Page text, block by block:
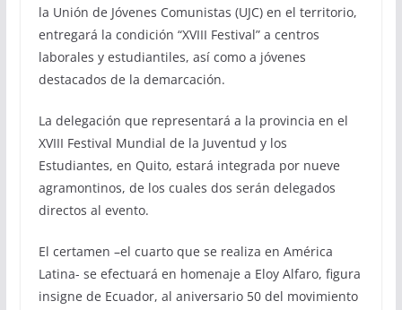
la Unión de Jóvenes Comunistas (UJC) en el territorio,
entregará la condición “XVIII Festival” a centros
laborales y estudiantiles, así como a jóvenes
destacados de la demarcación.
La delegación que representará a la provincia en el
XVIII Festival Mundial de la Juventud y los
Estudiantes, en Quito, estará integrada por nueve
agramontinos, de los cuales dos serán delegados
directos al evento.
El certamen –el cuarto que se realiza en América
Latina- se efectuará en homenaje a Eloy Alfaro, figura
insigne de Ecuador, al aniversario 50 del movimiento